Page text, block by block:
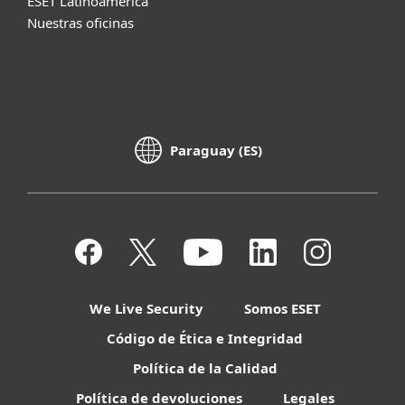
Nuestras oficinas
Paraguay (ES)
We Live Security
Somos ESET
Código de Ética e Integridad
Política de la Calidad
Política de devoluciones
Legales